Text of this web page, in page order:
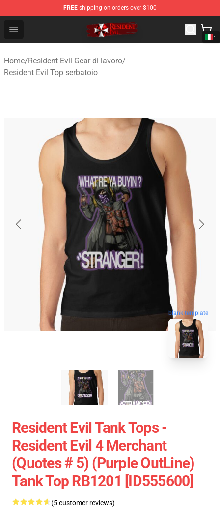
FREE shipping on orders over $100
Open menu
Resident Evil Shop - Official Resident Evil Merchandise
Home/Resident Evil Gear di lavoro/
Resident Evil Top serbatoio
blank template
Resident Evil Tank Tops -
Resident Evil 4 Merchant
(Quotes # 5) (Purple OutLine)
Tank Top RB1201 [ID555600]
(5 customer reviews)